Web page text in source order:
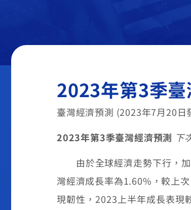
2023年第3季
臺灣經濟預測 (2023年7月20日
2023年第3季臺灣經濟預測 下
由於全球經濟走勢下行，加
灣經濟成長率為1.60% ，較上
現韌性，2023上半年成長表現